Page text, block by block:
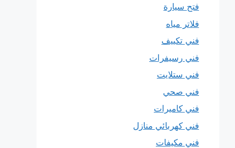
فتح سيارة
فلاتر مياه
فني تكييف
فني رسيفرات
فني ستلايت
فني صحي
فني كاميرات
فني كهربائي منازل
فني مكيفات